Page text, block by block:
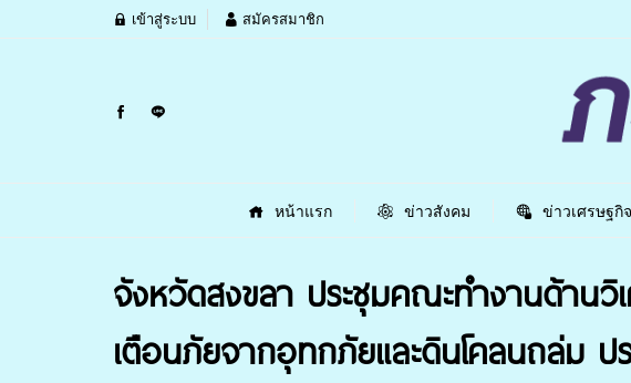
เข้าสู่ระบบ สมัครสมาชิก
หน้าแรก ข่าวสังคม ข่าวเศรษฐกิจ
จังหวัดสงขลา ประชุมคณะทำงานด้านวิ
เตือนภัยจากอุทกภัยและดินโคลนถล่ม